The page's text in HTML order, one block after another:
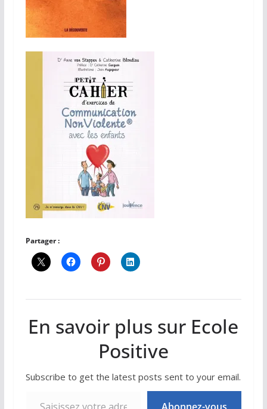
Partager :
En savoir plus sur Ecole
Positive
Subscribe to get the latest posts sent to your email.